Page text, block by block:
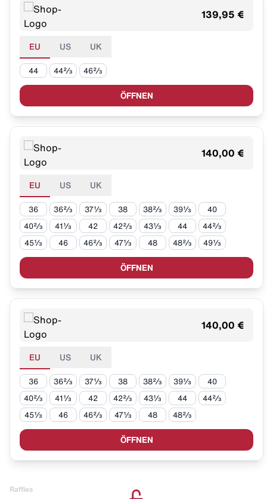
139,95 €
EU US UK
44 44⅔ 46⅔
ÖFFNEN
140,00 €
EU US UK
36 36⅔ 37⅓ 38 38⅔ 39⅓ 40
40⅔ 41⅓ 42 42⅔ 43⅓ 44 44⅔
45⅓ 46 46⅔ 47⅓ 48 48⅔ 49⅓
ÖFFNEN
140,00 €
EU US UK
36 36⅔ 37⅓ 38 38⅔ 39⅓ 40
40⅔ 41⅓ 42 42⅔ 43⅓ 44 44⅔
45⅓ 46 46⅔ 47⅓ 48 48⅔
ÖFFNEN
Raffles